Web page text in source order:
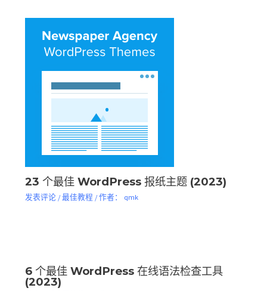
23 个最佳 WordPress 报纸主题 (2023)
发表评论 /最佳教程 / 作者： qmk
6 个最佳 WordPress 在线语法检查工具
(2023)